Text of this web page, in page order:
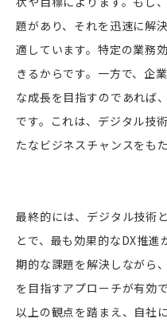
題があり、それを迅速に解
適しています。特定の業務
きるからです。一方で、企
な成長を目指すのであれば
です。これは、デジタル技
たなビジネスチャンスをも
最終的には、デジタル技術
とで、最も効果的なDX推
期的な課題を解決しながら
を目指すアプローチが有効で
以上の観点を踏まえ、自社